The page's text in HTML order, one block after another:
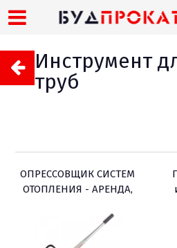
Инструмент
труб
ОПРЕССОВЩИК СИСТЕМ
ОТОПЛЕНИЯ - АРЕНДА,